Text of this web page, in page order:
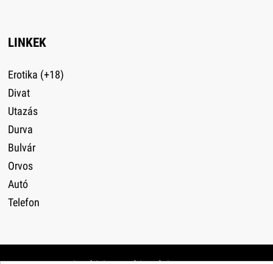
LINKEK
Erotika (+18)
Divat
Utazás
Durva
Bulvár
Orvos
Autó
Telefon